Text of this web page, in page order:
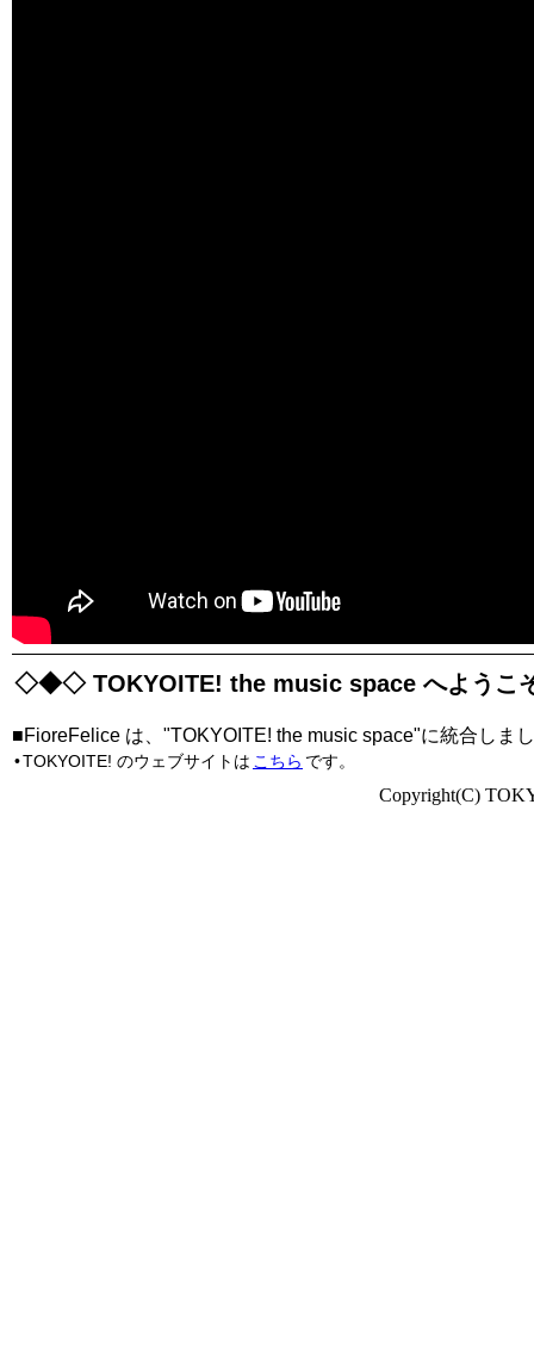
◇◆◇ TOKYOITE! the music space へよう
■FioreFelice は、"TOKYOITE! the music space"に統合しま
•TOKYOITE! のウェブサイトは こちら で
Copyright(C)